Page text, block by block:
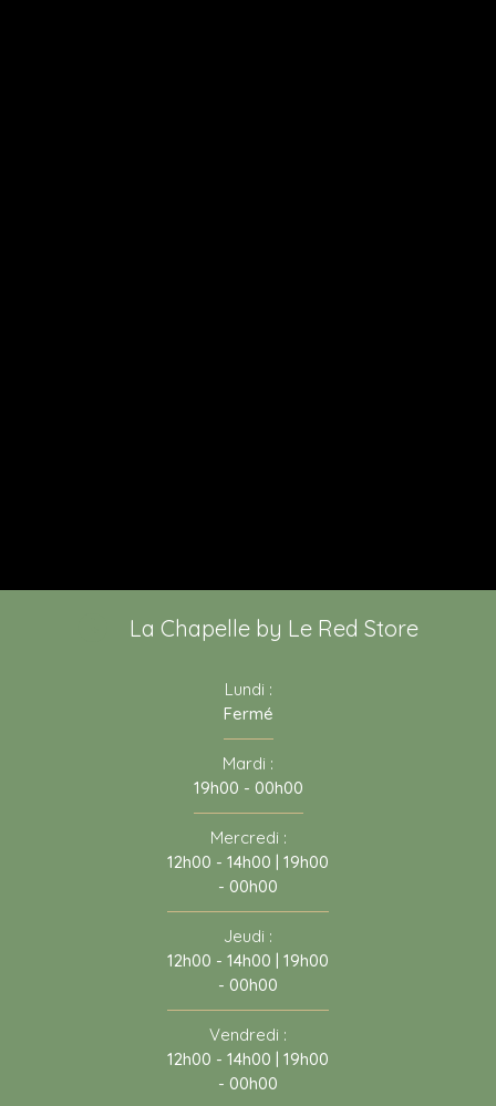
La Chapelle by Le Red Store
Lundi :
Fermé
Mardi :
19h00 - 00h00
Mercredi :
12h00 - 14h00 | 19h00
- 00h00
Jeudi :
12h00 - 14h00 | 19h00
- 00h00
Vendredi :
12h00 - 14h00 | 19h00
- 00h00